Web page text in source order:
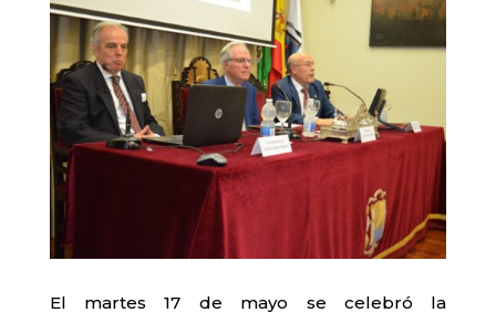
El martes 17 de mayo se celebró la